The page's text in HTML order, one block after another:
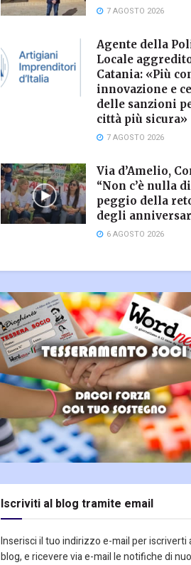
7 AGOSTO 2026
Agente della
Locale
Catania: «Più
innovazione e
delle sanzioni
città più sicura»
7 AGOSTO 2026
Via d’Amelio,
“Non c’è nulla di
peggio della
degli
6 AGOSTO 2026
Iscriviti al blog tramite email
Inserisci il tuo indirizzo e-mail per iscriverti
blog, e ricevere via e-mail le notifiche di